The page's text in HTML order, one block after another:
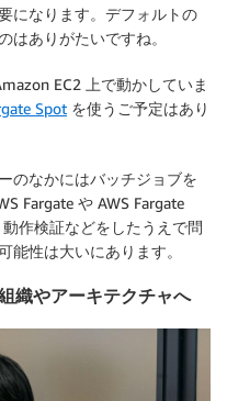
になります。デフォルトの
はありがたいですね。
EC2 上で動かしていま
Spot を使うご予定はあり
のなかにはバッチジョブを
Fargate や AWS Fargate
作検証などをしたうえで問
能性は大いにあります。
織やアーキテクチャへ